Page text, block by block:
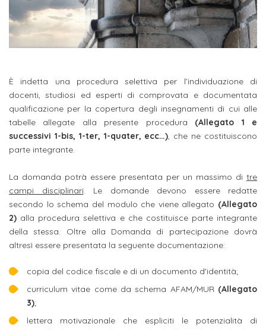
Servizi
allo
studente
Internazionalizzazione
Aziende
e stage
News
Orientamento
Contatti
Didattico
Autorizzazioni
Nucleo
di
Valutazione
ECTS
Manualistica
Organigramma
Laboratori
sede
TERZA
Accademia
SantaGiulia
Dipartimento
di
Arti
Visive
Dipartimento
di
Comunicazione
e
Didattica
Dipartimento
ERASMUS+
Reclutamento
Concorsi
Progetti
Missione
OPPORTUNITÀ
INTERNAZIONALI
ERASMUS+
ALLO
STUDIO
Inclusione
Carriera
Iscrizione
di
Stage
per
le
Aziende
Login
OPPORTUNITÀ
PER
STUDENTI
Stage
attivabili
Opportunità
di
TO-
ONE
a
corsi
singoli
Gli
step
per
diventare
un
nostro
studente
Iscriviti
alla
Iscriviti
alla
Newsletter
ISCRIVITI
ACCADEMIA
Come
Iscriversi
Gli
step
per
diventare
un
genitore
di
uno
studente
studente
iscritto
docente
referente
d'azienda
È indetta una procedura selettiva per l’individuazione di
docenti, studiosi ed esperti di comprovata e documentata
qualificazione per la copertura degli insegnamenti di cui alle
tabelle allegate alla presente procedura (Allegato 1 e
successivi 1-bis, 1-ter, 1-quater, ecc…), che ne costituiscono
parte integrante.
La domanda potrà essere presentata per un massimo di tre
campi disciplinari. Le domande devono essere redatte
secondo lo schema del modulo che viene allegato (Allegato
2) alla procedura selettiva e che costituisce parte integrante
della stessa. Oltre alla Domanda di partecipazione dovrà
altresì essere presentata la seguente documentazione:
copia del codice fiscale e di un documento d'identità;
curriculum vitae come da schema AFAM/MUR (Allegato
3);
lettera motivazionale che espliciti le potenzialità di